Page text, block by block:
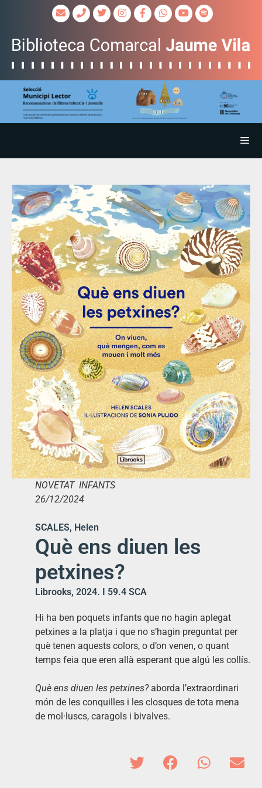
NOVETAT INFANTS
26/12/2024
SCALES, Helen
Què ens diuen les
petxines?
Librooks, 2024. I 59.4 SCA
Hi ha ben poquets infants que no hagin aplegat
petxines a la platja i que no s’hagin preguntat per
què tenen aquests colors, o d’on venen, o quant
temps feia que eren allà esperant que algú les collís.
Què ens diuen les petxines?aborda l’extraordinari
món de les conquilles i les closques de tota mena
de mol·luscs, caragols i bivalves.